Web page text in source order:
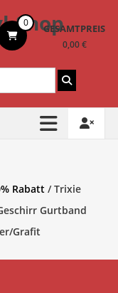
Shop
0 GESAMTPREIS
0,00 €
Rabatt / Trixie
Gurtband
Grafit